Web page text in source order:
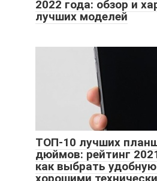
2022 года: обзор и
лучших моделей
ТОП-10 лучших
дюймов: рейтинг
как выбрать